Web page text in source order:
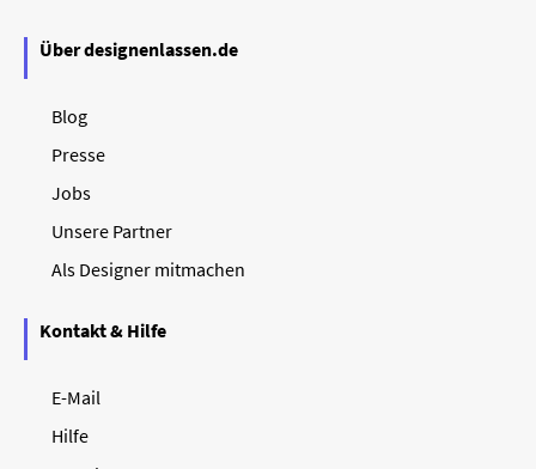
Über designenlassen.de
Blog
Presse
Jobs
Unsere Partner
Als Designer mitmachen
Kontakt & Hilfe
E-Mail
Hilfe